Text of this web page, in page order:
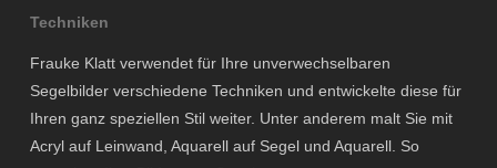
Techniken
Frauke Klatt verwendet für Ihre unverwechselbaren
Segelbilder verschiedene Techniken und entwickelte diese für
Ihren ganz speziellen Stil weiter. Unter anderem malt Sie mit
Acryl auf Leinwand, Aquarell auf Segel und Aquarell. So